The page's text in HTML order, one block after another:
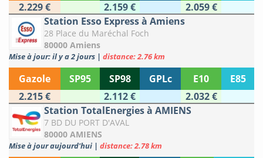
2.229 €
2.159 €
2.059 €
Station Esso Express à Amiens
28 Place du Maréchal Foch
80000 Amiens
Mise à jour: il y a 2 jours | distance: 2.76 km
Gazole SP95 SP98 GPLc E10
E85
2.215 €
2.112 €
2.032 €
Station TotalEnergies à AMIENS
7 BD DU PORT D'AVAL
80000 AMIENS
Mise à jour aujourd'hui | distance: 2.78 km